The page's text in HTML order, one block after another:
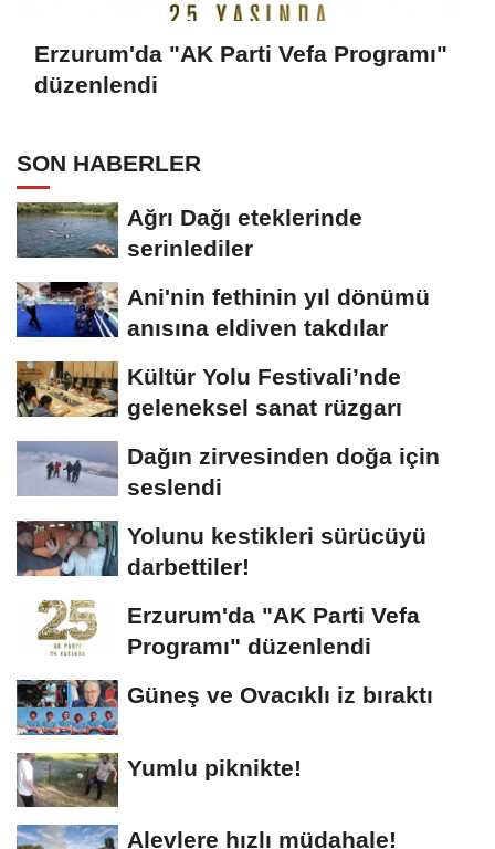
Erzurum'da "AK Parti Vefa Programı"
düzenlendi
SON HABERLER
Ağrı Dağı eteklerinde
serinlediler
Ani'nin fethinin yıl dönümü
anısına eldiven takdılar
Kültür Yolu Festivali’nde
geleneksel sanat rüzgarı
Dağın zirvesinden doğa için
seslendi
Yolunu kestikleri sürücüyü
darbettiler!
Erzurum'da "AK Parti Vefa
Programı" düzenlendi
Güneş ve Ovacıklı iz bıraktı
Yumlu piknikte!
Alevlere hızlı müdahale!